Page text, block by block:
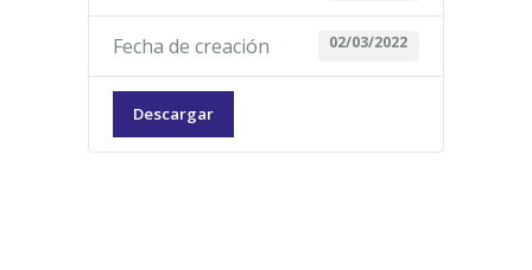
Fecha de creación 02/03/2022
Descargar